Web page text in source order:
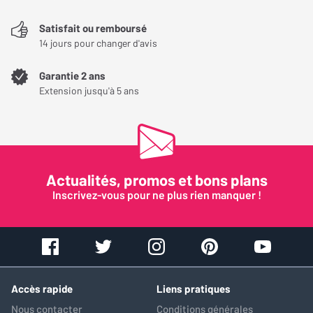
envies ou à votre casque.
circuit audio totalement assemblé à la main, fabriqué
reliés par des câbles en cuivre de haute pureté, selon le chemin le
plus court, ce qui permet de préserver le signal sonore dans son
La puissance d'amplification maximale de votre amplificateur
avec les tubes EL34. Ainsi, il peut être utilisé même avec les
casques les plus exigeants.
(M), 2500 mW (H)- Sortie symétrique (mode triode, KT88) : 1200
Satisfait ou remboursé
14 jours pour changer d'avis
Garantie 2 ans
Extension jusqu'à 5 ans
Actualités, promos et bons plans
Inscrivez-vous pour ne plus rien manquer !
Accès rapide
Nous contacter
Liens pratiques
Conditions générales